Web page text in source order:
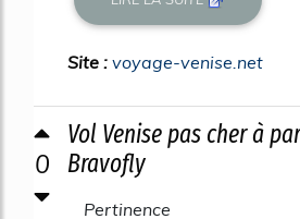
Site : voyage-venise.net
0
Vol Venise pas cher à
Bravofly
Pertinence